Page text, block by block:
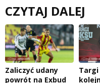
CZYTAJ DALEJ
Zaliczyć udany
powrót na Exbud
Targi